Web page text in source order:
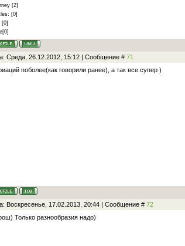
[2]
[0]
[0]
Среда, 26.12.2012, 15:12 | Сообщение # 71
поболее(как говорили ранее), а так все супер )
Воскресенье, 17.02.2013, 20:44 | Сообщение # 72
Только разнообразия надо)